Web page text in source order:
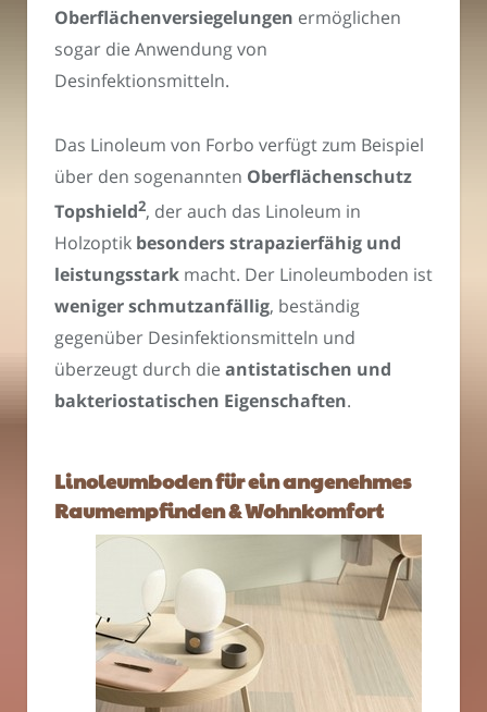
Oberflächenversiegelungen ermöglichen
sogar die Anwendung von
Desinfektionsmitteln.
Das Linoleum von Forbo verfügt zum Beispiel
über den sogenannten Oberflächenschutz
Topshield2, der auch das Linoleum in
Holzoptik besonders strapazierfähig und
leistungsstark macht. Der Linoleumboden ist
weniger schmutzanfällig, beständig
gegenüber Desinfektionsmitteln und
überzeugt durch die antistatischen und
bakteriostatischen Eigenschaften.
Linoleumboden für ein angenehmes
Raumempfinden & Wohnkomfort